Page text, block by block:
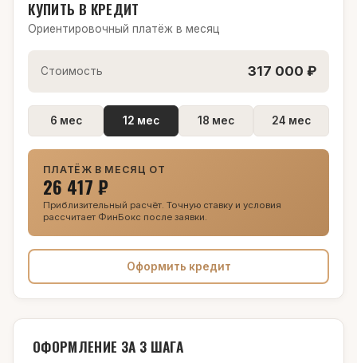
КУПИТЬ В КРЕДИТ
Ориентировочный платёж в месяц
Стоимость 317 000 ₽
6 мес 12 мес 18 мес 24 мес
ПЛАТЁЖ В МЕСЯЦ ОТ
26 417 ₽
Приблизительный расчёт. Точную ставку и условия
рассчитает ФинБокс после заявки.
Оформить кредит
ОФОРМЛЕНИЕ ЗА 3 ШАГА